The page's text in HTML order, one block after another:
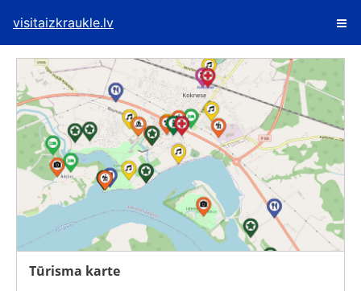
visitaizkraukle.lv
Tūrisma karte